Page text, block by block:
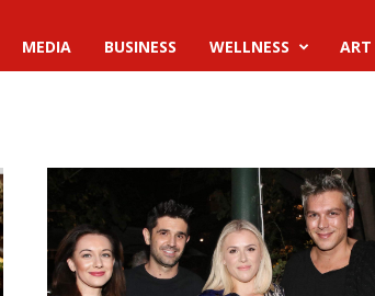
MEDIA BUSINESS WELLNESS ART